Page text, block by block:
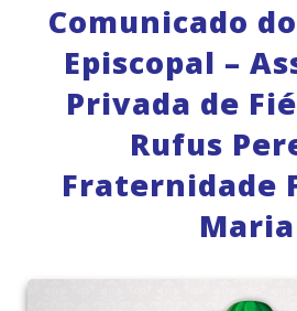
Comunicado
Episcopal –
Privada de
Rufus
Fraternidade
Maria